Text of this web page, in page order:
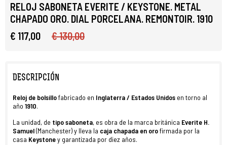
RELOJ SABONETA EVERITE / KEYSTONE. METAL
CHAPADO ORO. DIAL PORCELANA. REMONTOIR. 1910
€ 117,00
€ 130,00
DESCRIPCIÓN
Reloj de bolsillofabricado en Inglaterra / Estados Unidos en torno al
año 1910.
La unidad, de tipo saboneta, es obra de la marca británica Everite H.
Samuel(Manchester) y lleva la caja chapada en orofirmada por la
casa Keystoney garantizada por diez años.